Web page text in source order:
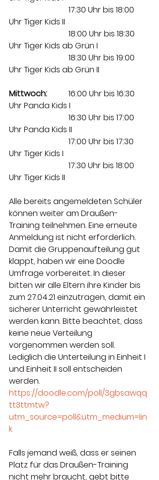
Uhr Tiger Kids II
Uhr Tiger Kids ab Grün I
Uhr Tiger Kids ab Grün II
Mittwoch:
Uhr Panda Kids I
Uhr Panda Kids II
Uhr Tiger Kids I
Uhr Tiger Kids II
Alle bereits angemeldeten Schüler
können weiter am Draußen-
Training teilnehmen. Eine erneute
Anmeldung ist nicht erforderlich.
Damit die Gruppenaufteilung gut
klappt, haben wir eine Doodle
Umfrage vorbereitet. In dieser
bitten wir alle Eltern ihre Kinder bis
zum 27.04.21 einzutragen, damit ein
sicherer Unterricht gewährleistet
werden kann. Bitte beachtet, dass
keine neue Verteilung
vorgenommen werden soll.
Lediglich die Unterteilung in Einheit I
und Einheit II soll entscheiden
werden.
https://doodle.com/poll/3gbsawqq
tt3ttmtw?
utm_source=poll&utm_medium=lin
k
Falls jemand weiß, dass er seinen
Platz für das Draußen-Training
nicht mehr braucht, gebt bitte